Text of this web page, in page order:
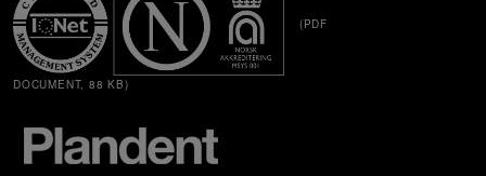
(PDF
DOCUMENT, 88 KB)